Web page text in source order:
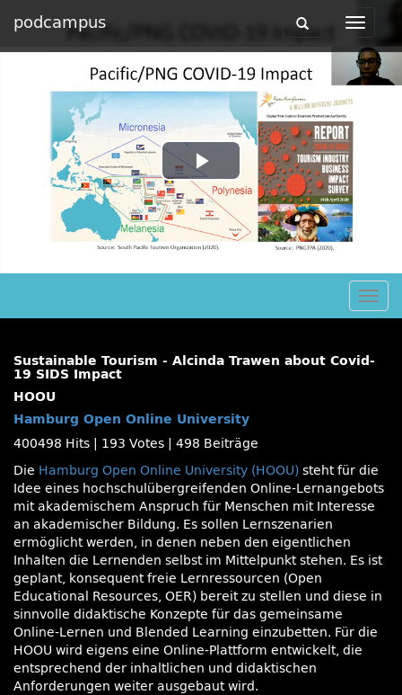
podcampus
Toggle
Toggle
Play
Video
Sustainable Tourism - Alcinda Trawen about Covid-
19 SIDS Impact
HOOU
Hamburg Open Online University
400498 Hits
193 Votes
498 Beiträge
Die Hamburg Open Online University (HOOU) steht für die
Idee eines hochschulübergreifenden Online-Lernangebots
mit akademischem Anspruch für Menschen mit Interesse
an akademischer Bildung. Es sollen Lernszenarien
ermöglicht werden, in denen neben den eigentlichen
Inhalten die Lernenden selbst im Mittelpunkt stehen. Es ist
geplant, konsequent freie Lernressourcen (Open
Educational Resources, OER) bereit zu stellen und diese in
sinnvolle didaktische Konzepte für das gemeinsame
Online-Lernen und Blended Learning einzubetten. Für die
HOOU wird eigens eine Online-Plattform entwickelt, die
entsprechend der inhaltlichen und didaktischen
Anforderungen weiter ausgebaut wird.